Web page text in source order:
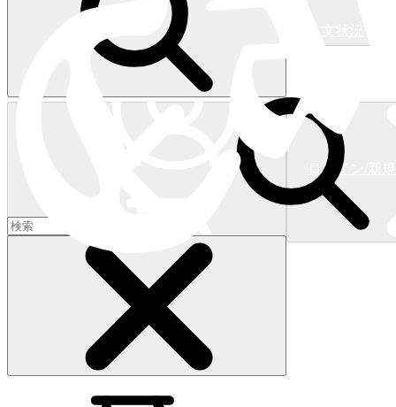
キャロウェイアパレルはこちら>>>
ログイン/新
ショッピングカート 0)